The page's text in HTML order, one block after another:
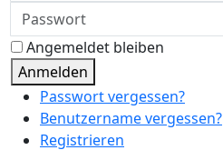
Passwort
Angemeldet bleiben
Anmelden
Passwort vergessen?
Benutzername vergessen?
Registrieren